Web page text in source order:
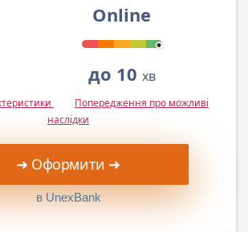
Online
до 10 хв
Попередження про можливі
наслідки
➜ Оформити ➜
в UnexBank